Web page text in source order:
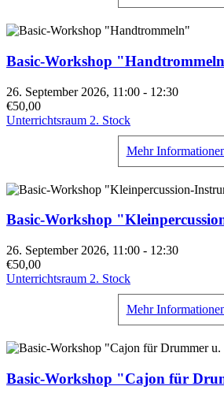
Basic-Workshop
26. September 2026, 11:00 - 12:30
€50,00
Unterrichtsraum 2. Stock
Mehr
Basic-Workshop
26. September 2026, 11:00 - 12:30
€50,00
Unterrichtsraum 2. Stock
Mehr
Basic-Workshop "Cajon für